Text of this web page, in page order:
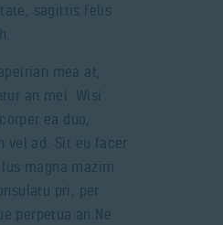
sagittis felis
mea at,
an mei. Wisi
ea duo,
vel ad. Sit eu facer
magna mazim
pri, per
perpetua an.Ne